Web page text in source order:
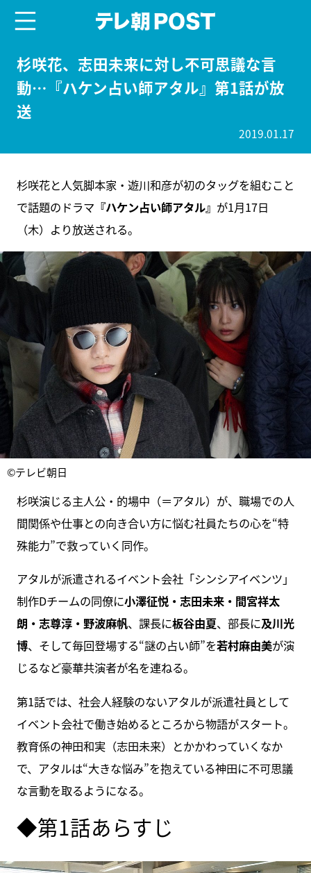
杉咲花、志田未来に対し不可思議な言
動…『ハケン占い師アタル』第1話が放
送
2019.01.17
杉咲花と人気脚本家・遊川和彦が初のタッグを組むこと
で話題のドラマ 『ハケン占い師アタル』 が1月17日
（木）より放送される。
©テレビ朝日
杉咲演じる主人公・的場中（＝アタル）が、職場での人
間関係や仕事との向き合い方に悩む社員たちの心を“特
殊能力”で救っていく同作。
アタルが派遣されるイベント会社「シンシアイベンツ」
制作Dチームの同僚に小澤征悦・志田未来・間宮祥太
朗・志尊淳・野波麻帆、課長に板谷由夏、部長に及川光
博、そして毎回登場する“謎の占い師”を若村麻由美が演
じるなど豪華共演者が名を連ねる。
第1話では、社会人経験のないアタルが派遣社員として
イベント会社で働き始めるところから物語がスタート。
教育係の神田和実（志田未来）とかかわっていくなか
で、アタルは“大きな悩み”を抱えている神田に不可思議
な言動を取るようになる。
◆第1話あらすじ